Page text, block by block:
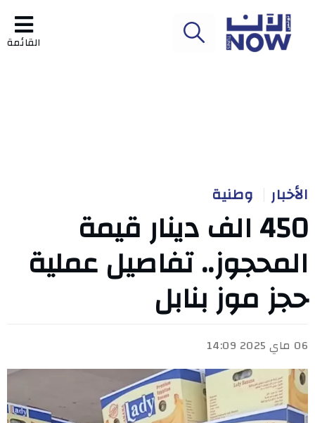
القائمة
الأخبار وطنية
450 الف دينار قيمة
المحجوز.. تفاصيل عملية
حجز موز بنابل
06 ماي 2025 14:09